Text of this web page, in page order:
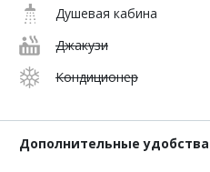
Душевая кабина
Джакузи
Кондиционер
Дополнительные удобства